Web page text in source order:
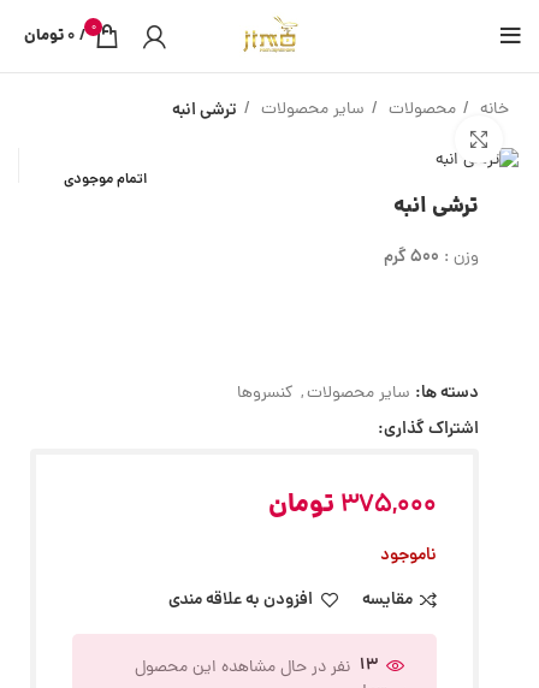
0
/
0تومان
خانه محصولات سایر محصولات ترشی انبه
اتمام موجودی
ترشی انبه
وزن : 500 گرم
دسته ها: سایر محصولات, کنسروها
اشتراک گذاری:
375,000 تومان
ناموجود
مقایسه
افزودن به علاقه مندی
13 نفر در حال مشاهده این محصول